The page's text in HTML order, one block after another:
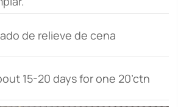
de relieve de cena
15-20 days for one 20’ctn